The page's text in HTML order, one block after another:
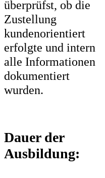
überprüfst, ob die
Zustellung
kundenorientiert
erfolgte und intern
alle Informationen
dokumentiert
wurden.
Dauer der
Ausbildung: